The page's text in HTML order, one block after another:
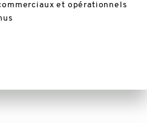
et opérationnels